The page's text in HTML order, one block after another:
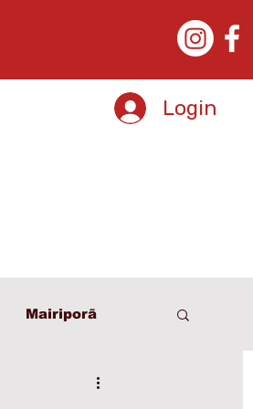
Login
Mairiporã
Esporte